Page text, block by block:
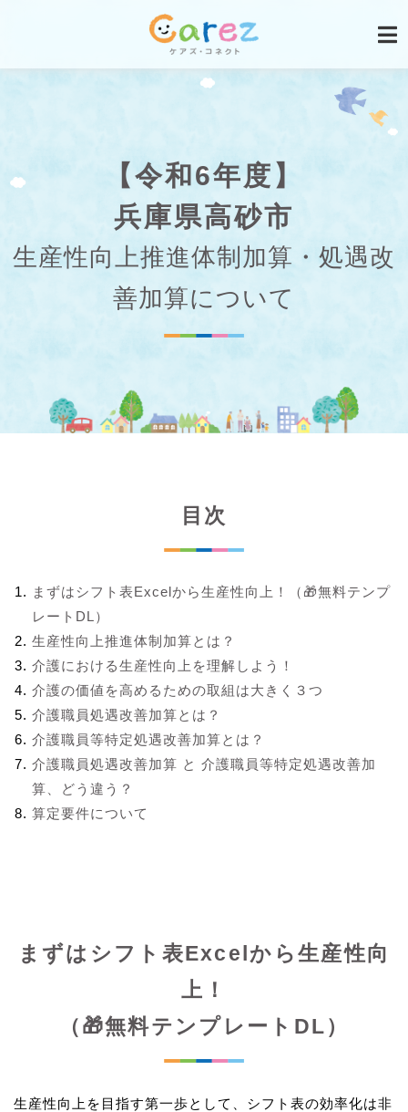
【令和6年度】
兵庫県高砂市
生産性向上推進体制加算・処遇改
善加算について
目次
まずはシフト表Excelから生産性向上！（🎁無料テンプ
レートDL）
生産性向上推進体制加算とは？
介護における生産性向上を理解しよう！
介護の価値を高めるための取組は大きく３つ
介護職員処遇改善加算とは？
介護職員等特定処遇改善加算とは？
介護職員処遇改善加算 と 介護職員等特定処遇改善加
算、どう違う？
算定要件について
まずはシフト表Excelから生産性向
上！
（🎁無料テンプレートDL）
生産性向上を目指す第一歩として、シフト表の効率化は非